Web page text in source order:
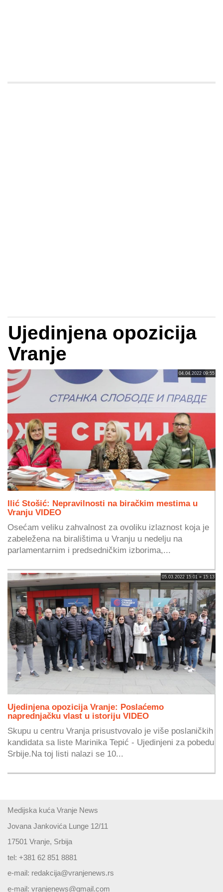
Ujedinjena opozicija
Vranje
04.04.2022 09:55
Ilić Stošić: Nepravilnosti na biračkim mestima u
Vranju VIDEO
Osećam veliku zahvalnost za ovoliku izlaznost koja je
zabeležena na biralištima u Vranju u nedelju na
parlamentarnim i predsedničkim izborima,...
05.03.2022 15:01 » 15:13
Ujedinjena opozicija Vranje: Poslaćemo
naprednjačku vlast u istoriju VIDEO
Skupu u centru Vranja prisustvovalo je više poslaničkih
kandidata sa liste Marinika Tepić - Ujedinjeni za pobedu
Srbije.Na toj listi nalazi se 10...
Medijska kuća Vranje News
Jovana Jankovića Lunge 12/11
17501 Vranje, Srbija
tel: +381 62 851 8881
e-mail: redakcija@vranjenews.rs
e-mail: vranjenews@gmail.com